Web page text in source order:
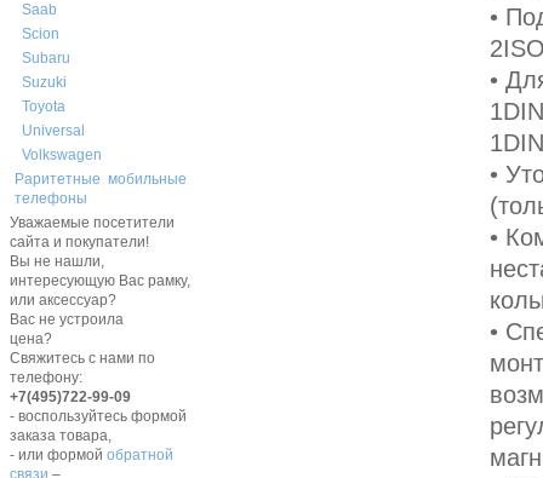
Saab
Scion
Subaru
Suzuki
Toyota
Universal
Volkswagen
Раритетные мобильные
телефоны
Уважаемые посетители
сайта и покупатели!
Вы не нашли,
интересующую Вас рамку,
или аксессуар?
Вас не устроила
цена?
Свяжитесь с нами по
телефону:
+7(495)722-99-09
- воспользуйтесь формой
заказа товара,
- или формой обратной
•
•
•
•
•